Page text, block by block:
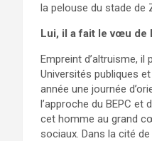
la pelouse du stade de
Lui, il a fait le vœu de
Empreint d’altruisme,
Universités publiques
année une journée
l’approche du BEPC
cet homme au grand
sociaux. Dans la cité